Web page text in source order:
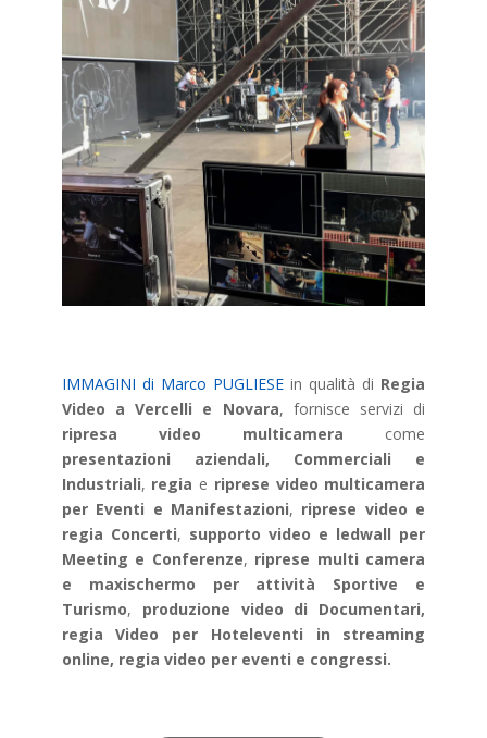
IMMAGINI di Marco PUGLIESEin qualità di Regia
Video a Vercelli e Novara, fornisce servizi di
ripresa video multicamera come
presentazioni aziendali, Commerciali e
Industriali, regia e riprese video multicamera
per Eventi e Manifestazioni, riprese video e
regia Concerti, supporto video e ledwall per
Meeting e Conferenze, riprese multi camera
e maxischermo per attività Sportive e
Turismo, produzione video di Documentari,
regia Video per Hoteleventi in streaming
online, regia video per eventi e congressi.